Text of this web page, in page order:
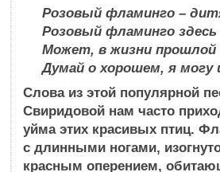
Розовый фламинго –
Розовый фламинго
Может, в жизни
Думай о хорошем, я могу
Слова из этой популярной
Свиридовой нам часто
уйма этих красивых птиц.
с длинными ногами,
красным оперением,